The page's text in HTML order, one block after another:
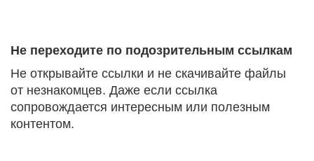
Не переходите по подозрительным ссылкам
Не открывайте ссылки и не скачивайте файлы
от незнакомцев. Даже если ссылка
сопровождается интересным или полезным
контентом.